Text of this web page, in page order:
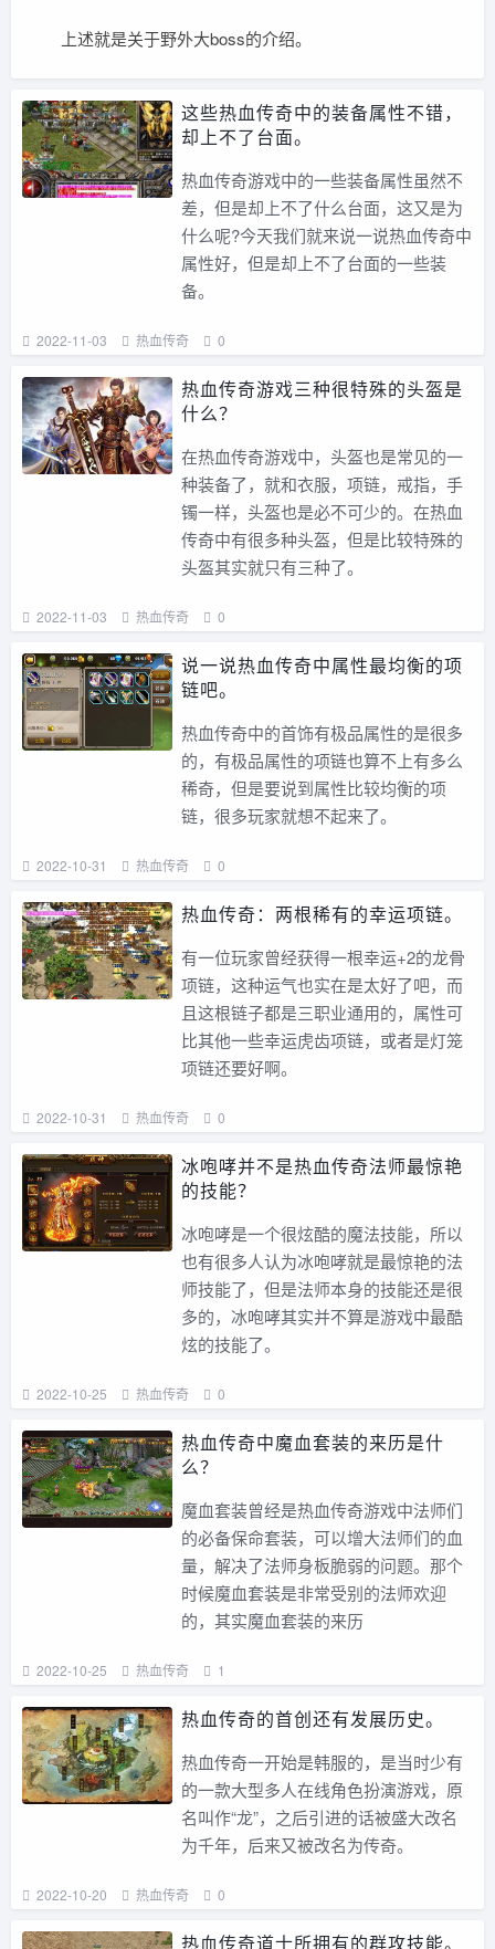
上述就是关于野外大boss的介绍。
这些热血传奇中的装备属性不错，
却上不了台面。
热血传奇游戏中的一些装备属性虽然不
差，但是却上不了什么台面，这又是为
什么呢?今天我们就来说一说热血传奇中
属性好，但是却上不了台面的一些装
备。
2022-11-03 热血传奇 0
热血传奇游戏三种很特殊的头盔是
什么？
在热血传奇游戏中，头盔也是常见的一
种装备了，就和衣服，项链，戒指，手
镯一样，头盔也是必不可少的。在热血
传奇中有很多种头盔，但是比较特殊的
头盔其实就只有三种了。
2022-11-03 热血传奇 0
说一说热血传奇中属性最均衡的项
链吧。
热血传奇中的首饰有极品属性的是很多
的，有极品属性的项链也算不上有多么
稀奇，但是要说到属性比较均衡的项
链，很多玩家就想不起来了。
2022-10-31 热血传奇 0
热血传奇：两根稀有的幸运项链。
有一位玩家曾经获得一根幸运+2的龙骨
项链，这种运气也实在是太好了吧，而
且这根链子都是三职业通用的，属性可
比其他一些幸运虎齿项链，或者是灯笼
项链还要好啊。
2022-10-31 热血传奇 0
冰咆哮并不是热血传奇法师最惊艳
的技能？
冰咆哮是一个很炫酷的魔法技能，所以
也有很多人认为冰咆哮就是最惊艳的法
师技能了，但是法师本身的技能还是很
多的，冰咆哮其实并不算是游戏中最酷
炫的技能了。
2022-10-25 热血传奇 0
热血传奇中魔血套装的来历是什
么？
魔血套装曾经是热血传奇游戏中法师们
的必备保命套装，可以增大法师们的血
量，解决了法师身板脆弱的问题。那个
时候魔血套装是非常受别的法师欢迎
的，其实魔血套装的来历
2022-10-25 热血传奇 1
热血传奇的首创还有发展历史。
热血传奇一开始是韩服的，是当时少有
的一款大型多人在线角色扮演游戏，原
名叫作“龙”，之后引进的话被盛大改名
为千年，后来又被改名为传奇。
2022-10-20 热血传奇 0
热血传奇道士所拥有的群攻技能。